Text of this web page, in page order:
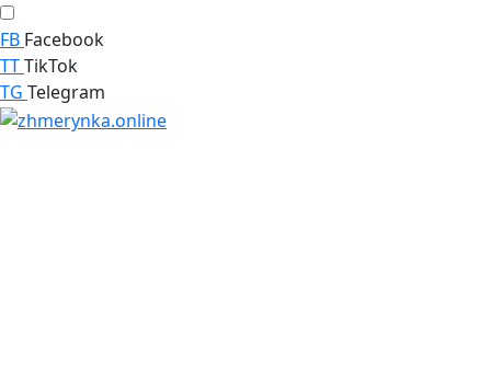
FB Facebook
TTTikTok
TG Telegram